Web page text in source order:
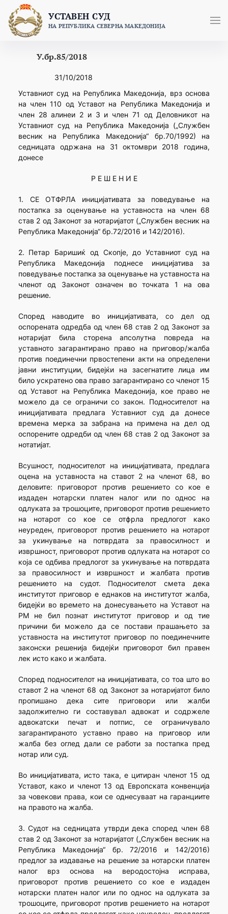
content
УСТАВЕН СУД
НА РЕПУБЛИКА СЕВЕРНА МАКЕДОНИЈА
У.бр.85/2018
31/10/2018
Уставниот суд на Република Македонија, врз основа
на член 110 од Уставот на Република Македонија и
член 28 алинеи 2 и 3 и член 71 од Деловникот на
Уставниот суд на Република Македонија („Службен
весник на Република Македонија“ бр.70/1992) на
седницата одржана на 31 октомври 2018 година,
донесе
Р Е Ш Е Н И Е
1. СЕ ОТФРЛА иницијативата за поведување на
постапка за оценување на уставноста на член 68
став 2 од Законот за нотаријатот („Службен весник на
Република Македонија“ бр.72/2016 и 142/2016).
2. Петар Баришиќ од Скопје, до Уставниот суд на
Република Македонија поднесе иницијатива за
поведување постапка за оценување на уставноста на
членот од Законот означен во точката 1 на ова
решение.
Според наводите во иницијативата, со дел од
оспорената одредба од член 68 став 2 од Законот за
нотаријат била сторена апсолутна повреда на
уставното загарантирано право на приговор/жалба
против поединечни првостепени акти на определени
јавни институции, бидејќи на засегнатите лица им
било ускратено ова право загарантирано со членот 15
од Уставот на Република Македонија, кое право не
можело да се ограничи со закон. Подносителот на
иницијативата предлага Уставниот суд да донесе
времена мерка за забрана на примена на дел од
оспорените одредби од член 68 став 2 од Законот за
нотатијат.
Всушност, подносителот на иницијативата, предлага
оцена на уставноста на ставот 2 на членот 68, во
деловите: приговорот против решението со кое е
издаден нотарски платен налог или по однос на
одлуката за трошоците, приговорот против решението
на нотарот со кое се отфрла предлогот како
неуреден, приговорот против решението на нотарот
за укинување на потврдата за правосилност и
извршност, приговорот против одлуката на нотарот со
која се одбива предлогот за укинување на потврдата
за правосилност и извршност и жалбата против
решението на судот. Подносителот смета дека
институтот приговор е еднаков на институтот жалба,
бидејќи во времето на донесувањето на Уставот на
РМ не бил познат институтот приговор и од тие
причини би можело да се постави прашањето за
уставноста на институтот приговор по поединечните
законски решенија бидејќи приговорот бил правен
лек исто како и жалбата.
Според подносителот на иницијативата, со тоа што во
ставот 2 на членот 68 од Законот за нотаријатот било
пропишано дека сите приговори или жалби
задолжително ги составувал адвокат и содржеле
адвокатски печат и потпис, се ограничувало
загарантираното уставно право на приговор или
жалба без оглед дали се работи за постапка пред
нотар или суд.
Во иницијативата, исто така, е цитиран членот 15 од
Уставот, како и членот 13 од Европската конвенција
за човекови права, кои се однесуваат на гаранциите
на правото на жалба.
3. Судот на седницата утврди дека според член 68
став 2 од Законот за нотаријатот („Службен весник на
Република Македонија“ бр. 72/2016 и 142/2016)
предлог за издавање на решение за нотарски платен
налог врз основа на веродостојна исправа,
приговорот против решението со кое е издаден
нотарски платен налог или по однос на одлуката за
трошоците, приговорот против решението на нотарот